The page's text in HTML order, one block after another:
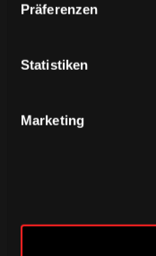
Präferenzen
Statistiken
Marketing